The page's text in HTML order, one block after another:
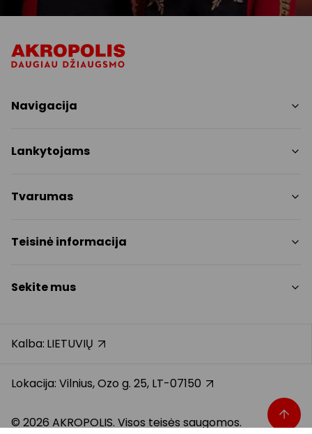
Navigacija
Paslaugos
Pramogos
Lankytojams
Nemokami patogumai
Kontaktai
Dovanų kortelė
Atsiliepimai
Tvarumas
Tvarumo ataskaita
Teisinė informacija
Slapukų politika
Dovanų kortelės bendrosios taisyklės
Klientų aptarnavimo standartas
Sekite mus
Facebook
TikTok
Kalba: LIETUVIŲ
Lokacija: Vilnius, Ozo g. 25, LT-07150
© 2026 AKROPOLIS. Visos teisės saugomos.